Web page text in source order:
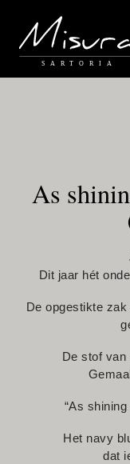
SARTORIA
As
Dit jaar hét
De opgestikte
De stof van
“As
Het navy
dat
Over Misura
Trouwpakken
Webshop
Afspraak